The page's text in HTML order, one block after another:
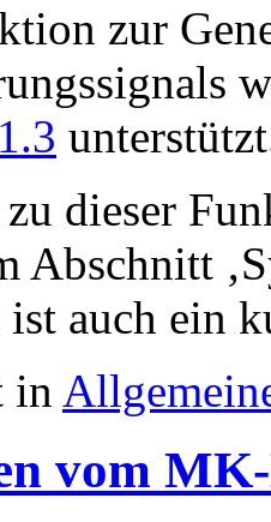
zur
dieser
Abschnitt ‚
auch ein
in
vom